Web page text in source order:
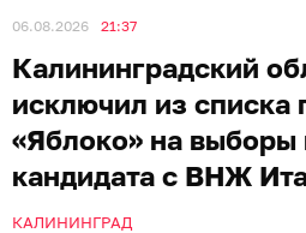
06.08.2026 21:37
Калининградский
исключил из списка
«Яблоко» на выборы
кандидата с ВНЖ
КАЛИНИНГРАД